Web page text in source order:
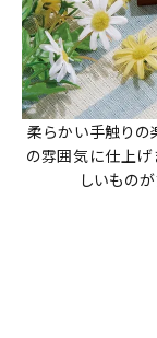
柔らかい手触りの
の雰囲気に仕上げ
しいもの